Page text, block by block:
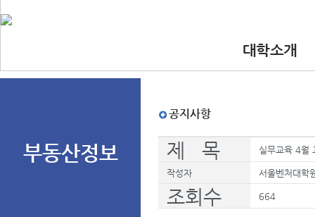
대학소개
•인사말
부동산정보
공지사항
제 목 실무교육 4월
작성자 서울벤처대학
조회수 664